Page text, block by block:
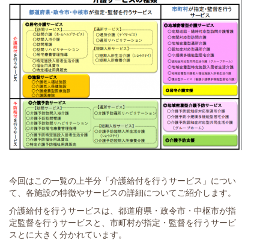
今回はこの一覧の上半分「介護給付を行うサービス」につい
て、各施設の特徴やサービスの詳細についてご紹介します。
介護給付を行うサービスは、都道府県・政令市・中枢市が指
定監督を行うサービスと、市町村が指定・監督を行うサービ
スとに大きく分かれています。